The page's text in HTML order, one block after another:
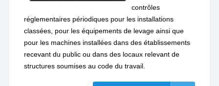
contrôles
réglementaires périodiques pour les installations
classées, pour les équipements de levage ainsi que
pour les machines installées dans des établissements
recevant du public ou dans des locaux relevant de
structures soumises au code du travail.